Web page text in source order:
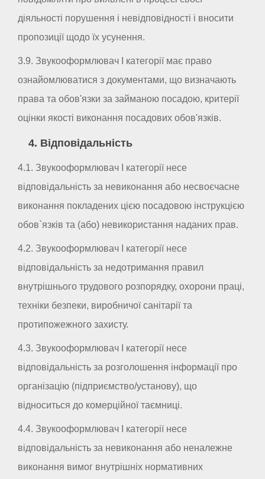
діяльності порушення і невідповідності і вносити
пропозиції щодо їх усунення.
3.9. Звукооформлювач I категорії має право
ознайомлюватися з документами, що визначають
права та обов'язки за займаною посадою, критерії
оцінки якості виконання посадових обов'язків.
4. Відповідальність
4.1. Звукооформлювач I категорії несе
відповідальність за невиконання або несвоєчасне
виконання покладених цією посадовою інструкцією
обов`язків та (або) невикористання наданих прав.
4.2. Звукооформлювач I категорії несе
відповідальність за недотримання правил
внутрішнього трудового розпорядку, охорони праці,
техніки безпеки, виробничої санітарії та
протипожежного захисту.
4.3. Звукооформлювач I категорії несе
відповідальність за розголошення інформації про
організацію (підприємство/установу), що
відноситься до комерційної таємниці.
4.4. Звукооформлювач I категорії несе
відповідальність за невиконання або неналежне
виконання вимог внутрішніх нормативних